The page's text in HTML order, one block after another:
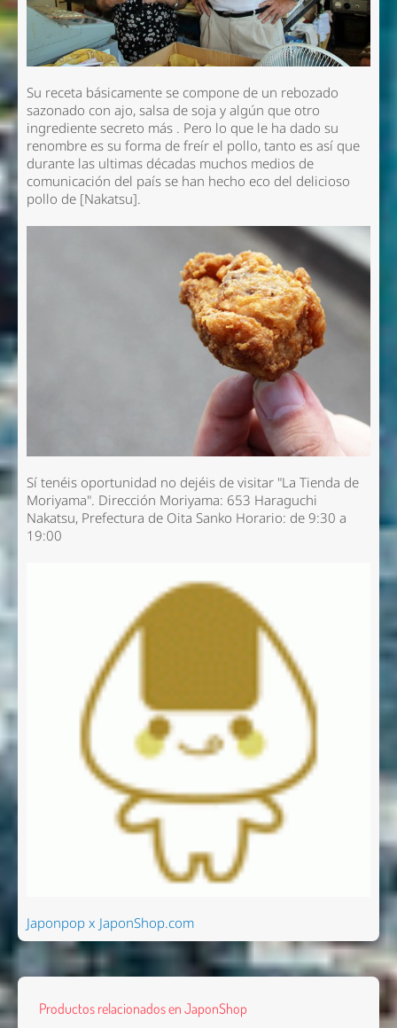
Su receta básicamente se compone de un rebozado
sazonado con ajo, salsa de soja y algún que otro
ingrediente secreto más . Pero lo que le ha dado su
renombre es su forma de freír el pollo, tanto es así que
durante las ultimas décadas muchos medios de
comunicación del país se han hecho eco del delicioso
pollo de [Nakatsu].
Sí tenéis oportunidad no dejéis de visitar "La Tienda de
Moriyama". Dirección Moriyama: 653 Haraguchi
Nakatsu, Prefectura de Oita Sanko Horario: de 9:30 a
19:00
Japonpop x JaponShop.com
Productos relacionados en JaponShop